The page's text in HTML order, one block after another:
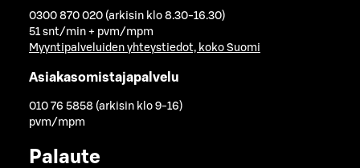
0300 870 020 (arkisin klo 8.30-16.30)
51 snt/min + pvm/mpm
Myyntipalveluiden yhteystiedot, koko Suomi
Asiakasomistajapalvelu
010 76 5858 (arkisin klo 9-16)
pvm/mpm
Palaute